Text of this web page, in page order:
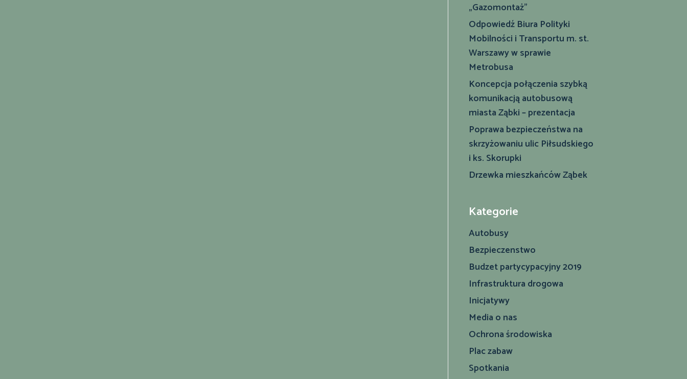
„Gazomontaż”
Odpowiedź Biura Polityki
Mobilności i Transportu m. st.
Warszawy w sprawie
Metrobusa
Koncepcja połączenia szybką
komunikacją autobusową
miasta Ząbki – prezentacja
Poprawa bezpieczeństwa na
skrzyżowaniu ulic Piłsudskiego
i ks. Skorupki
Drzewka mieszkańców Ząbek
Kategorie
Autobusy
Bezpieczenstwo
Budzet partycypacyjny 2019
Infrastruktura drogowa
Inicjatywy
Media o nas
Ochrona środowiska
Plac zabaw
Spotkania